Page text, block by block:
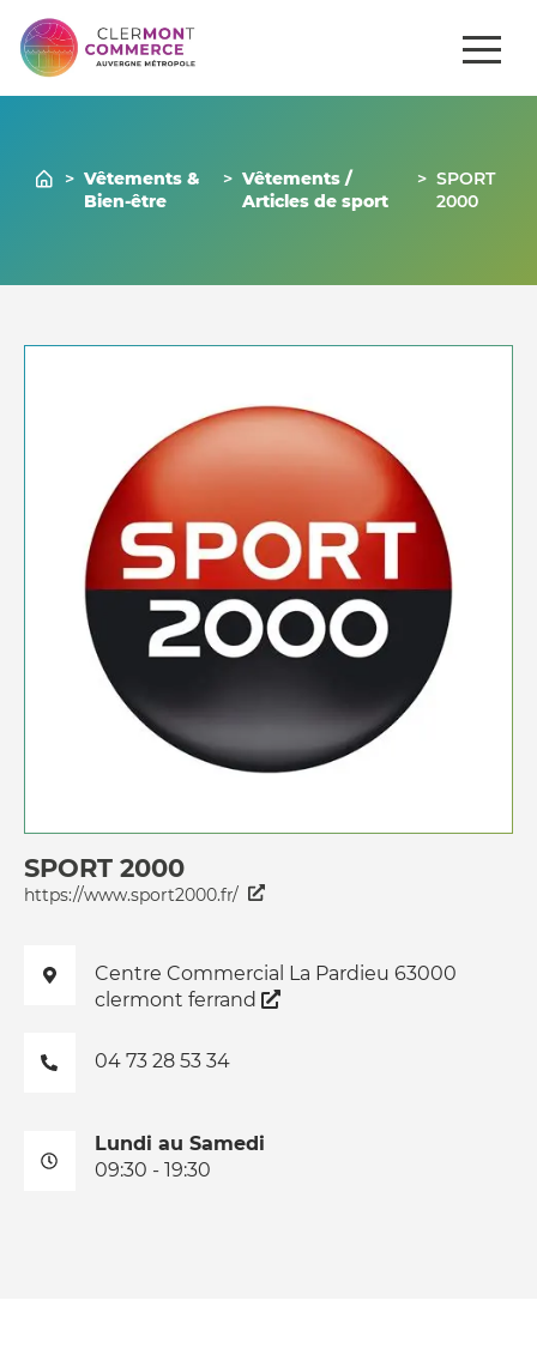
> Vêtements &
Bien-être
> Vêtements /
Articles de sport
> SPORT
2000
SPORT 2000
https://www.sport2000.fr/
Centre Commercial La Pardieu 63000
clermont ferrand
04 73 28 53 34
Lundi au Samedi
09:30 - 19:30